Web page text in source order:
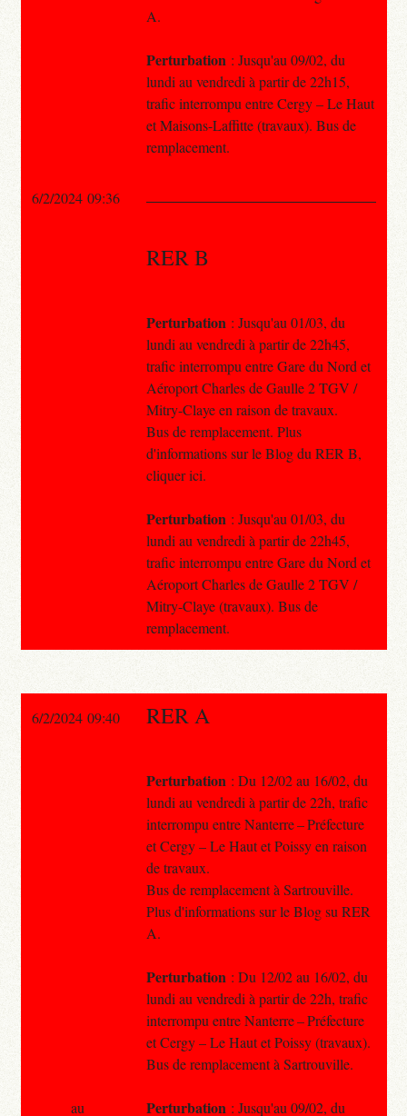
A.
Perturbation : Jusqu'au 09/02, du
lundi au vendredi à partir de 22h15,
trafic interrompu entre Cergy – Le Haut
et Maisons-Laffitte (travaux). Bus de
remplacement.
RER B
Perturbation : Jusqu'au 01/03, du
lundi au vendredi à partir de 22h45,
trafic interrompu entre Gare du Nord et
Aéroport Charles de Gaulle 2 TGV /
Mitry-Claye en raison de travaux.
Bus de remplacement. Plus
d'informations sur le Blog du RER B,
cliquer ici.
Perturbation : Jusqu'au 01/03, du
lundi au vendredi à partir de 22h45,
trafic interrompu entre Gare du Nord et
Aéroport Charles de Gaulle 2 TGV /
Mitry-Claye (travaux). Bus de
remplacement.
6/2/2024 09:36
6/2/2024 09:40 RER A
Perturbation : Du 12/02 au 16/02, du
lundi au vendredi à partir de 22h, trafic
interrompu entre Nanterre – Préfecture
et Cergy – Le Haut et Poissy en raison
de travaux.
Bus de remplacement à Sartrouville.
Plus d'informations sur le Blog su RER
A.
Perturbation : Du 12/02 au 16/02, du
lundi au vendredi à partir de 22h, trafic
interrompu entre Nanterre – Préfecture
et Cergy – Le Haut et Poissy (travaux).
Bus de remplacement à Sartrouville.
Perturbation : Jusqu'au 09/02, du
au